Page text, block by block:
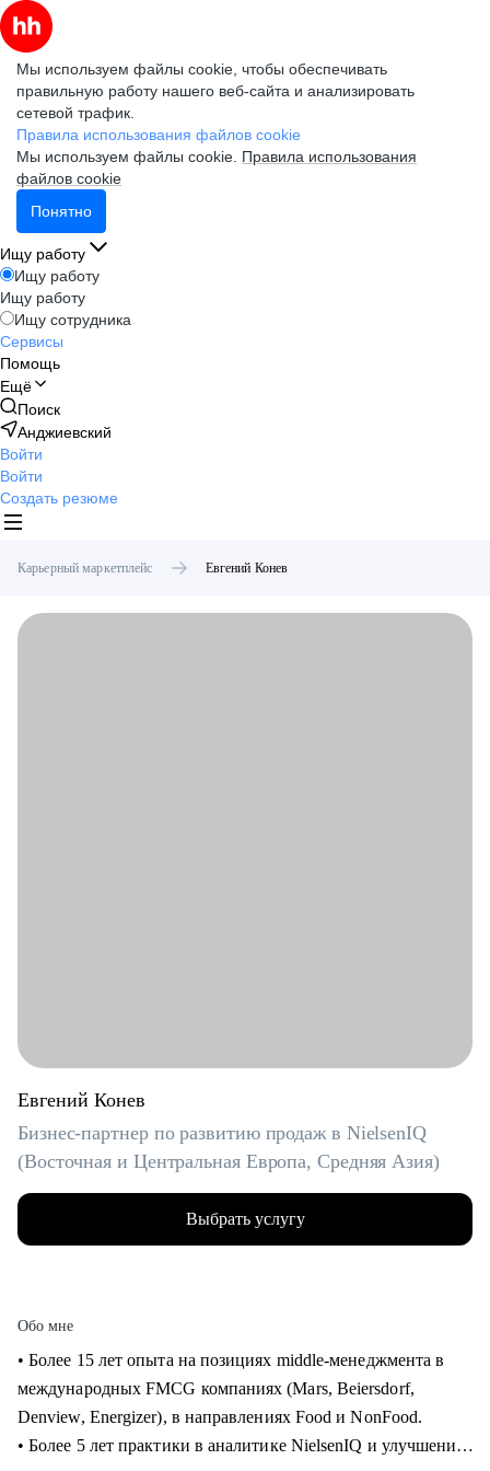
Мы используем файлы cookie, чтобы обеспечивать
правильную работу нашего веб-сайта и анализировать
сетевой трафик.
Правила использования файлов cookie
Мы используем файлы cookie. Правила использования
файлов cookie
Понятно
Ищу работу
Ищу работу
Ищу работу
Ищу сотрудника
Сервисы
Помощь
Ещё
Поиск
Анджиевский
Войти
Войти
Создать резюме
Карьерный маркетплейс Евгений Конев
Евгений Конев
Бизнес-партнер по развитию продаж в NielsenIQ
(Восточная и Центральная Европа, Средняя Азия)
Выбрать услугу
Обо мне
• Более 15 лет опыта на позициях middle-менеджмента в
международных FMCG компаниях (Mars, Beiersdorf,
Denview, Energizer), в направлениях Food и NonFood.
• Более 5 лет практики в аналитике NielsenIQ и улучшения